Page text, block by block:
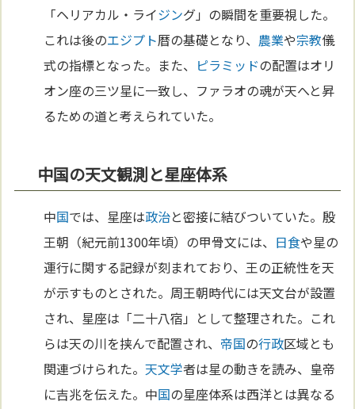
「ヘリアカル・ライジング」の瞬間を重要視した。
これは後のエジプト暦の基礎となり、 農業や宗教儀
式の指標となった。また、 ピラミッドの配置はオリ
オン座の三ツ星に一致し、ファラオの魂が天へと昇
るための道と考えられていた。
中国の天文観測と星座体系
中国では、星座は政治と密接に結びついていた。殷
王朝（紀元前1300年頃）の甲骨文には、 日食や星の
運行に関する記録が刻まれており、王の正統性を天
が示すものとされた。周王朝時代には天文台が設置
され、星座は「二十八宿」として整理された。これ
らは天の川を挟んで配置され、 帝国の行政区域とも
関連づけられた。天文学者は星の動きを読み、皇帝
に吉兆を伝えた。中国の星座体系は西洋とは異なる